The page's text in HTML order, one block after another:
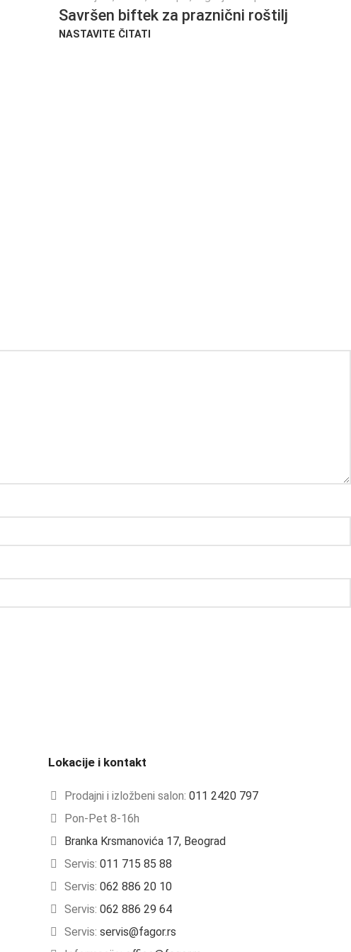
Savršen biftek za praznični roštilj
NASTAVITE ČITATI
Lokacije i kontakt
Prodajni i izložbeni salon: 011 2420 797
Pon-Pet 8-16h
Branka Krsmanovića 17, Beograd
Servis: 011 715 85 88
Servis: 062 886 20 10
Servis: 062 886 29 64
Servis: servis@fagor.rs